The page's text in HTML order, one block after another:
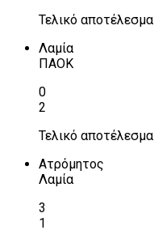
Τελικό αποτέλεσμα
Λαμία
ΠΑΟΚ
0
2
Τελικό αποτέλεσμα
Ατρόμητος
Λαμία
3
1